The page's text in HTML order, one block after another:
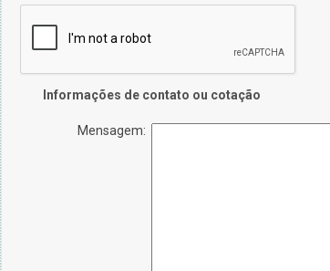
Informações de contato ou cotação
Mensagem: